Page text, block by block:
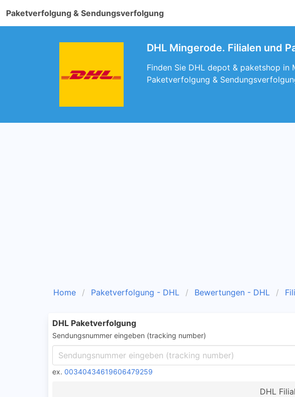
Paketverfolgung & Sendungsverfolgung
DHL Mingerode. Filialen und
Finden Sie DHL depot & paketshop
Paketverfolgung &
Home Paketverfolgung - DHL Bewertungen - DHL
DHL Paketverfolgung
Sendungsnummer eingeben (tracking number)
ex. 00340434619606479259
DHL